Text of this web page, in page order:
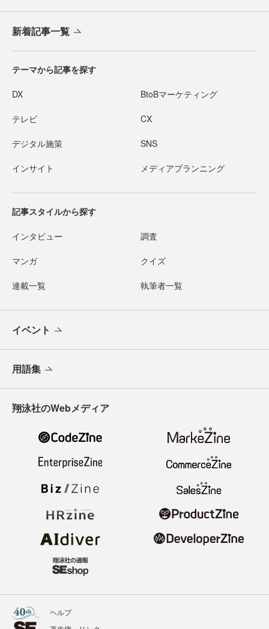
新着記事一覧
テーマから記事を探す
DX BtoBマーケティング
テレビ CX
デジタル施策 SNS
インサイト メディアプランニング
記事スタイルから探す
インタビュー 調査
マンガ クイズ
連載一覧 執筆者一覧
イベント
用語集
翔泳社のWebメディア
ヘルプ